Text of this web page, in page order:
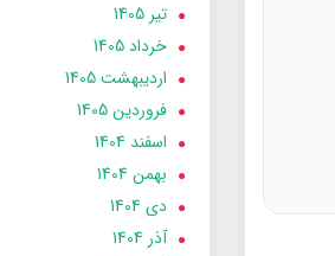
تير 1405
خرداد 1405
ارديبهشت 1405
فروردین 1405
اسفند 1404
بهمن 1404
دی 1404
آذر 1404